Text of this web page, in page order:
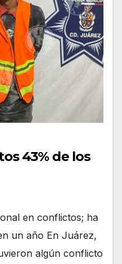
43% de los
en conflictos; ha
un año En Juárez,
algún conflicto